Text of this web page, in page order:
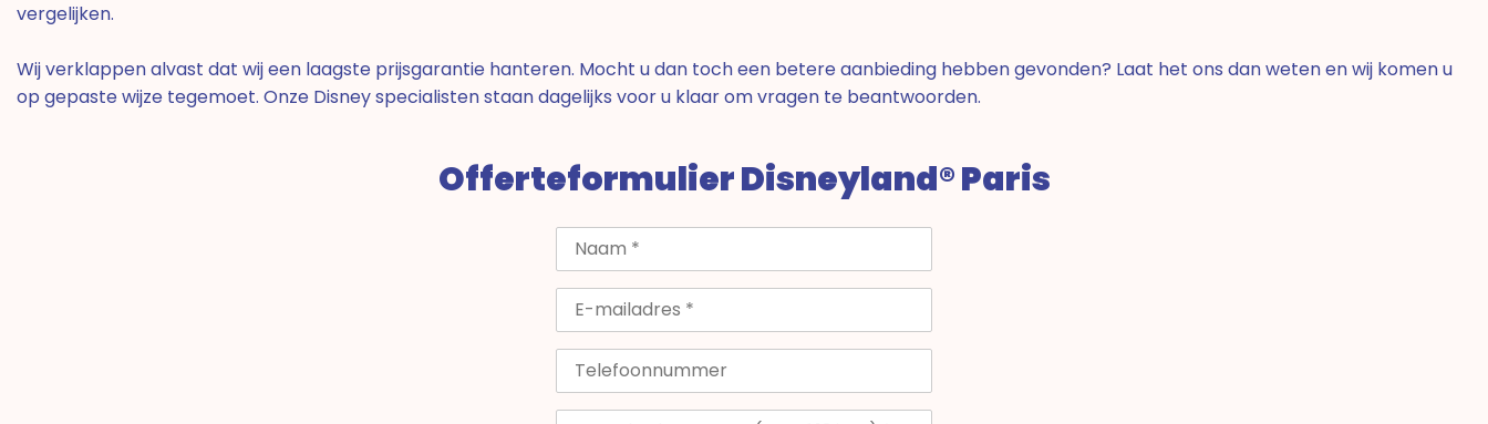
vergelijken.
Wij verklappen alvast dat wij een laagste prijsgarantie hanteren. Mocht u dan toch een betere aanbieding hebben gevonden? Laat het ons dan weten en wij komen u
op gepaste wijze tegemoet. Onze Disney specialisten staan dagelijks voor u klaar om vragen te beantwoorden.
Offerteformulier Disneyland® Paris